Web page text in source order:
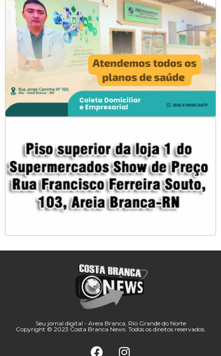
Seu jornal digital - Areia Branca, Rio Grande do Norte
Copyright © 2023 Costa Branca News. Todos os direitos reservados.